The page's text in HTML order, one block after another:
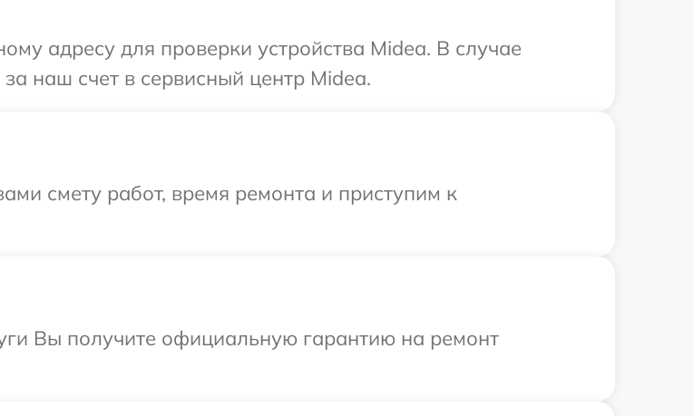
адресу для проверки устройства Midea. В случае
наш счет в сервисный центр Midea.
смету работ, время ремонта и приступим к
Вы получите официальную гарантию на ремонт